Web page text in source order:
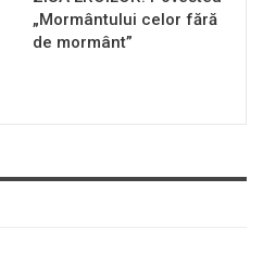
„Mormântului celor fără
de mormânt”